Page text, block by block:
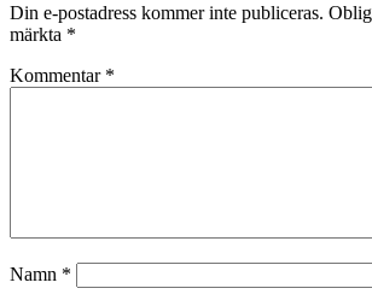
Din e-postadress kommer inte publiceras.
märkta *
Kommentar *
Namn *